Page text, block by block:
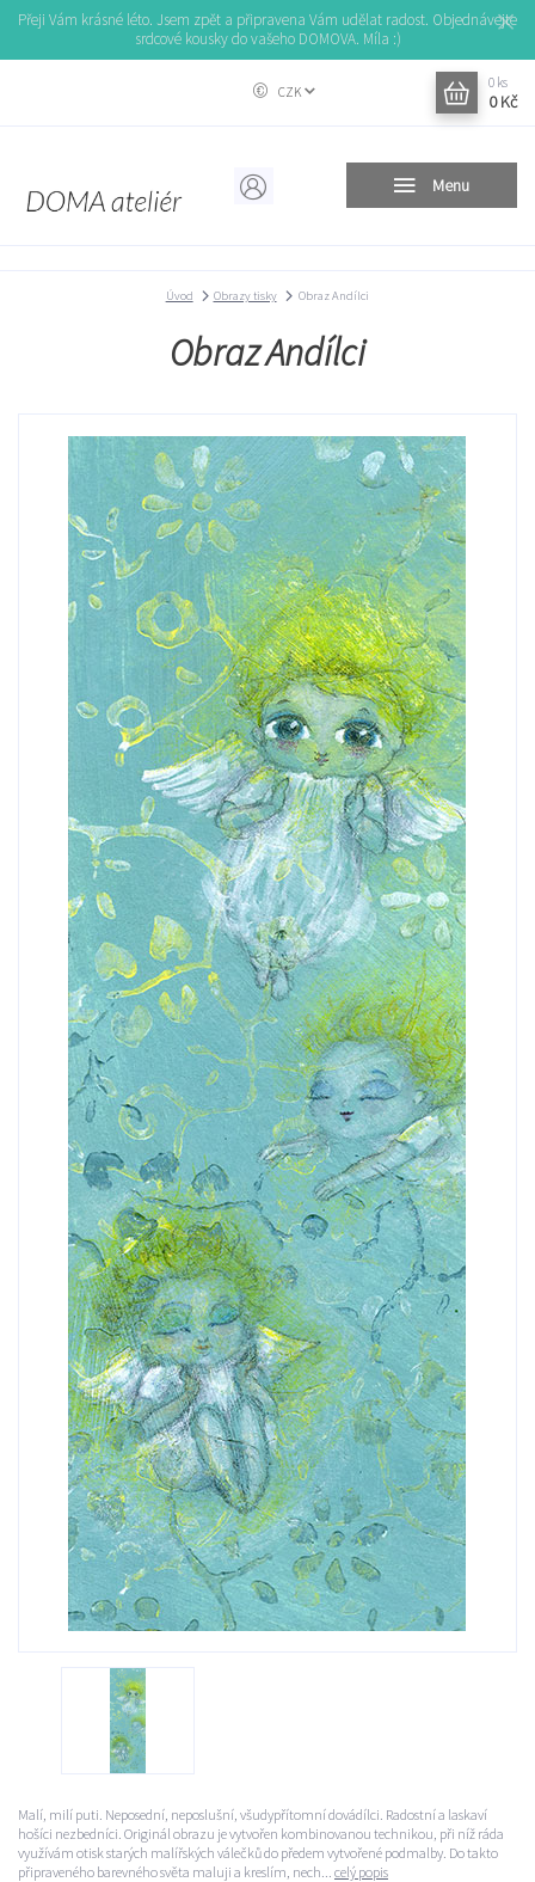
Přeji Vám krásné léto. Jsem zpět a připravena Vám udělat radost. Objednávejte
srdcové kousky do vašeho DOMOVA. Míla :)
Menu
CZK
0 ks
0 Kč
Úvod Obrazy tisky Obraz Andílci
Obraz Andílci
Malí, milí puti. Neposední, neposlušní, všudypřítomní dovádílci. Radostní a laskaví
hošíci nezbedníci. Originál obrazu je vytvořen kombinovanou technikou, při níž ráda
využívám otisk starých malířských válečků do předem vytvořené podmalby. Do takto
připraveného barevného světa maluji a kreslím, nech... celý popis